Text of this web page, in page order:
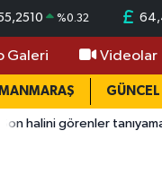
%0.32
Galeri Videolar
GÜNCEL
tanıyamadı